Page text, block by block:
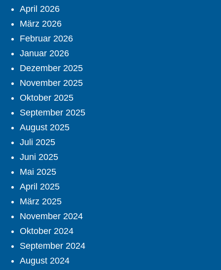
April 2026
März 2026
Februar 2026
Januar 2026
Dezember 2025
November 2025
Oktober 2025
September 2025
August 2025
Juli 2025
Juni 2025
Mai 2025
April 2025
März 2025
November 2024
Oktober 2024
September 2024
August 2024